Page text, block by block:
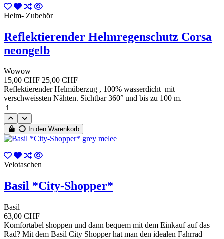
Helm- Zubehör
Reflektierender Helmregenschutz Corsa
neongelb
Wowow
15,00 CHF 25,00 CHF
Reflektierender Helmüberzug , 100% wasserdicht mit
verschweissten Nähten. Sichtbar 360° und bis zu 100 m.
In den Warenkorb
Velotaschen
Basil *City-Shopper*
Basil
63,00 CHF
Komfortabel shoppen und dann bequem mit dem Einkauf auf das
Rad? Mit dem Basil City Shopper hat man den idealen Fahrrad